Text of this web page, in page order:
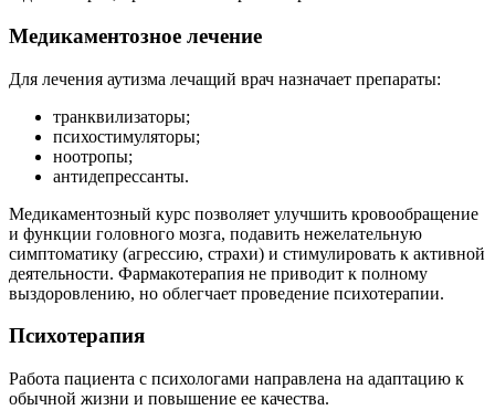
Медикаментозное лечение
Для лечения аутизма лечащий врач назначает препараты:
транквилизаторы;
психостимуляторы;
ноотропы;
антидепрессанты.
Медикаментозный курс позволяет улучшить кровообращение
и функции головного мозга, подавить нежелательную
симптоматику (агрессию, страхи) и стимулировать к активной
деятельности. Фармакотерапия не приводит к полному
выздоровлению, но облегчает проведение психотерапии.
Психотерапия
Работа пациента с психологами направлена на адаптацию к
обычной жизни и повышение ее качества.